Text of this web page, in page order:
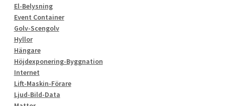
El-Belysning
Event Container
Golv-Scengolv
Hyllor
Hängare
Höjdexponering-Byggnation
Internet
Lift-Maskin-Förare
Ljud-Bild-Data